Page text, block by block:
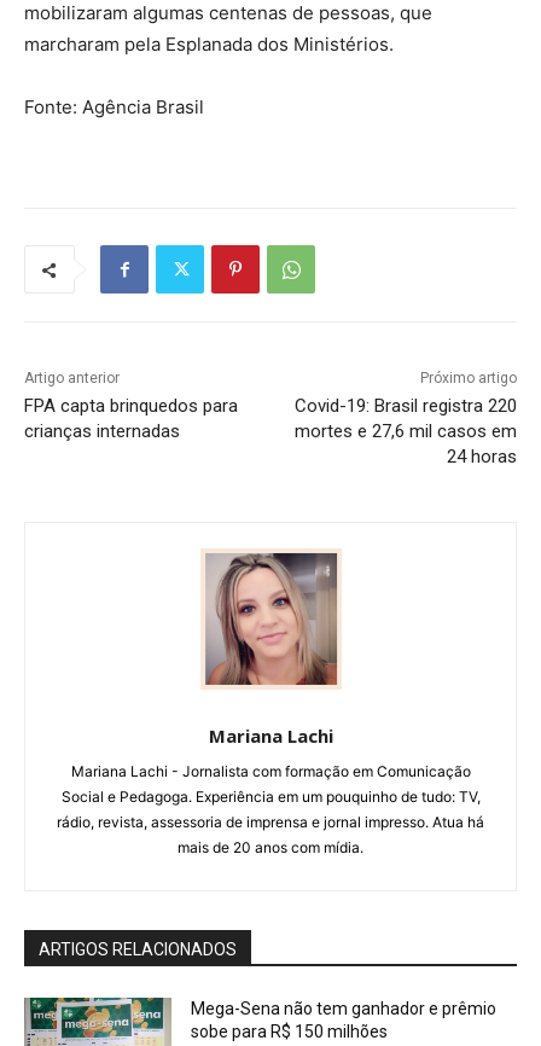
mobilizaram algumas centenas de pessoas, que
marcharam pela Esplanada dos Ministérios.
Fonte: Agência Brasil
Artigo anterior
FPA capta brinquedos para
crianças internadas
Próximo artigo
Covid-19: Brasil registra 220
mortes e 27,6 mil casos em
24 horas
Mariana Lachi
Mariana Lachi - Jornalista com formação em Comunicação
Social e Pedagoga. Experiência em um pouquinho de tudo: TV,
rádio, revista, assessoria de imprensa e jornal impresso. Atua há
mais de 20 anos com mídia.
ARTIGOS RELACIONADOS
Mega-Sena não tem ganhador e prêmio
sobe para R$ 150 milhões